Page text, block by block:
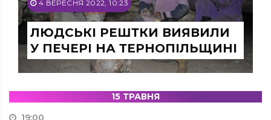
4 ВЕРЕСНЯ 2022, 10:23
ЛЮДСЬКІ РЕШТКИ ВИЯВИЛИ
У ПЕЧЕРІ НА ТЕРНОПІЛЬЩИНІ
15 ТРАВНЯ
19:00